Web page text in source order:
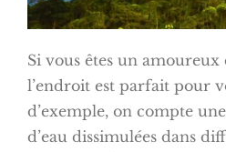
Si vous êtes un amoureux
l’endroit est parfait pour
d’exemple, on compte
d’eau dissimulées dans